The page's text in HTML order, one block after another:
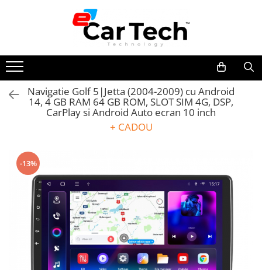
Summer sale
Navigatie dedicata
Navigatii Volkswagen
Navigatii Seat
Navigatii Ford
Navigatii Opel
Navigatii Hyundai
Navigatii Toyota
Navigatii Dacia
Navigatii Peugeot
Navigatie Golf 5|Jetta (2004-2009) cu Android
14, 4 GB RAM 64 GB ROM, SLOT SIM 4G, DSP,
CarPlay si Android Auto ecran 10 inch
+ CADOU
-13%